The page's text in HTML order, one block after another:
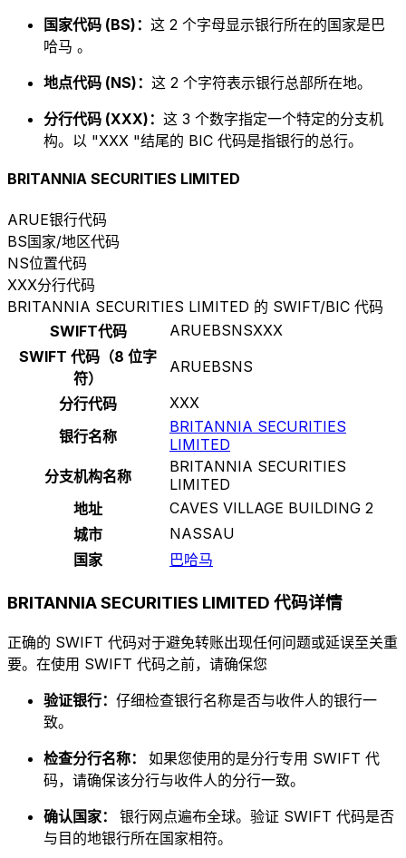
国家代码 (BS)： 这 2 个字母显示银行所在的国家是巴
哈马 。
地点代码 (NS)： 这 2 个字符表示银行总部所在地。
分行代码 (XXX)： 这 3 个数字指定一个特定的分支机
构。以 "XXX "结尾的 BIC 代码是指银行的总行。
BRITANNIA SECURITIES LIMITED
ARUE银行代码
BS国家/地区代码
NS位置代码
XXX分行代码
BRITANNIA SECURITIES LIMITED 的 SWIFT/BIC 代码
SWIFT代码
ARUEBSNSXXX
SWIFT 代码（8 位字
符）
ARUEBSNS
分行代码
XXX
银行名称
BRITANNIA SECURITIES
LIMITED
分支机构名称
BRITANNIA SECURITIES
LIMITED
地址
CAVES VILLAGE BUILDING 2
城市
NASSAU
国家
巴哈马
BRITANNIA SECURITIES LIMITED 代码详情
正确的 SWIFT 代码对于避免转账出现任何问题或延误至关重
要。在使用 SWIFT 代码之前，请确保您
验证银行： 仔细检查银行名称是否与收件人的银行一
致。
检查分行名称： 如果您使用的是分行专用 SWIFT 代
码，请确保该分行与收件人的分行一致。
确认国家： 银行网点遍布全球。验证 SWIFT 代码是否
与目的地银行所在国家相符。